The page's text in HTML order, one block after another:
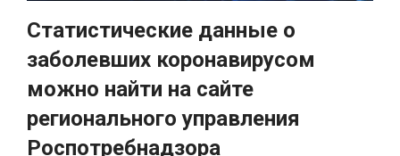
Статистические данные о
заболевших коронавирусом
можно найти на сайте
регионального управления
Роспотребнадзора